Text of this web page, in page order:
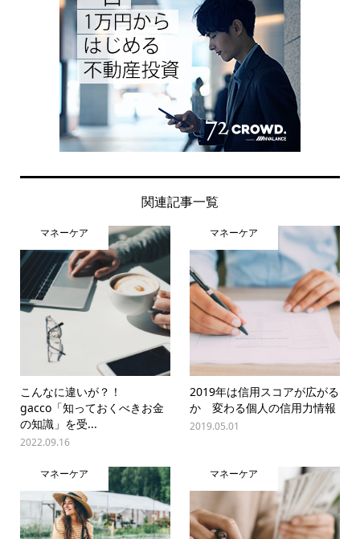
関連記事一覧
マネーケア
こんなに違いが？！
gacco「知っておくべきお金
の知識」を受...
2022.09.16
マネーケア
2019年は信用スコアが広がる
か 変わる個人の信用力情報
2019.05.01
マネーケア マネーケア